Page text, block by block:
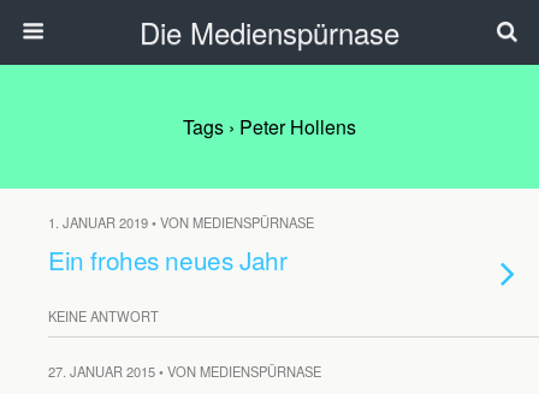
Die Medienspürnase
Tags › Peter Hollens
1. JANUAR 2019 • VON MEDIENSPÜRNASE
Ein frohes neues Jahr
KEINE ANTWORT
27. JANUAR 2015 • VON MEDIENSPÜRNASE